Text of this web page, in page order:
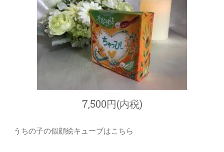
7,500円(内税)
うちの子の似顔絵キューブはこちら